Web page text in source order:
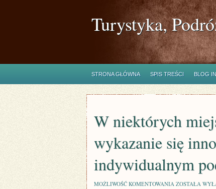
Turystyka,
STRONA GŁÓWNA SPIS TREŚCI BLOG
W niektórych
wykazanie się
indywidualnym
MOŻLIWOŚĆ KOMENTOWANIA W
ZOSTAŁA